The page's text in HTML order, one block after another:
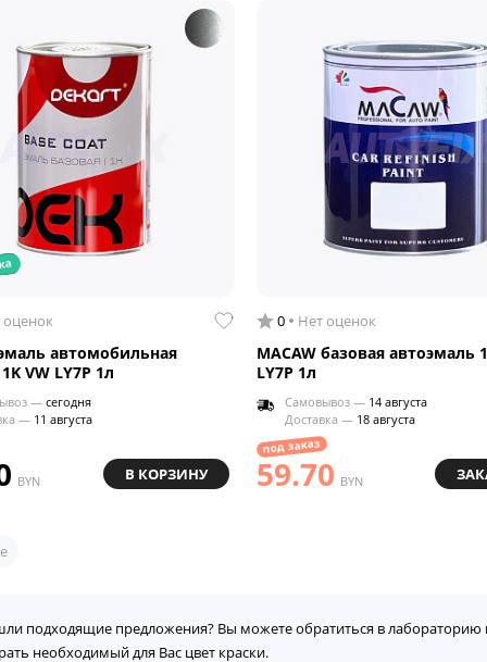
эмаль автомобильная
VW LY7P 1л
— сегодня
— 11 августа
BYN В КОРЗИНУ
0 Нет оценок
MACAW базовая автоэмаль
LY7P 1л
Самовывоз — 14 августа
Доставка — 18 августа
под заказ
59.70 BYN
подходящие предложения? Вы можете обратиться в
необходимый для Вас цвет краски.